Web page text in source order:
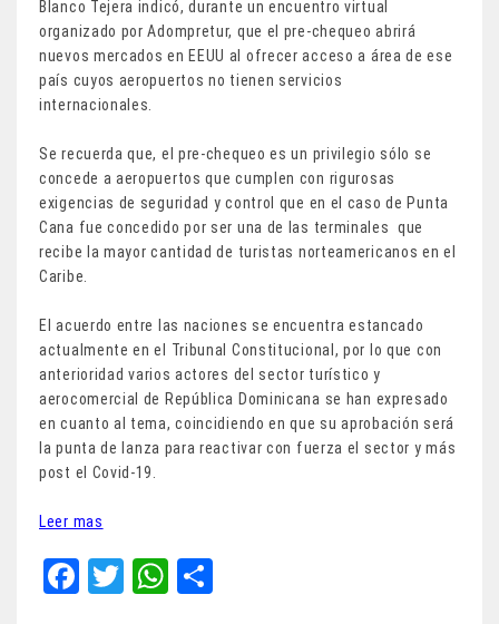
Blanco Tejera indicó, durante un encuentro virtual
organizado por Adompretur, que el pre-chequeo abrirá
nuevos mercados en EEUU al ofrecer acceso a área de ese
país cuyos aeropuertos no tienen servicios
internacionales.
Se recuerda que, el pre-chequeo es un privilegio sólo se
concede a aeropuertos que cumplen con rigurosas
exigencias de seguridad y control que en el caso de Punta
Cana fue concedido por ser una de las terminales que
recibe la mayor cantidad de turistas norteamericanos en el
Caribe.
El acuerdo entre las naciones se encuentra estancado
actualmente en el Tribunal Constitucional, por lo que con
anterioridad varios actores del sector turístico y
aerocomercial de República Dominicana se han expresado
en cuanto al tema, coincidiendo en que su aprobación será
la punta de lanza para reactivar con fuerza el sector y más
post el Covid-19.
Leer mas
Fa T
W